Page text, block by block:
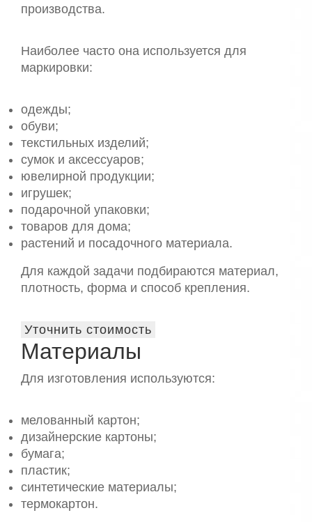
производства.
Наиболее часто она используется для
маркировки:
одежды;
обуви;
текстильных изделий;
сумок и аксессуаров;
ювелирной продукции;
игрушек;
подарочной упаковки;
товаров для дома;
растений и посадочного материала.
Для каждой задачи подбираются материал,
плотность, форма и способ крепления.
Уточнить стоимость
Материалы
Для изготовления используются:
мелованный картон;
дизайнерские картоны;
бумага;
пластик;
синтетические материалы;
термокартон.